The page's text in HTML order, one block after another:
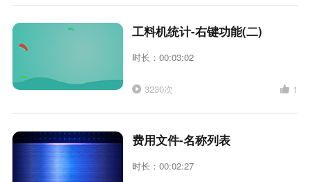
工料机统计-右键功能(二)
时长：00:03:02
3230次 1
费用文件-名称列表
时长：00:02:27